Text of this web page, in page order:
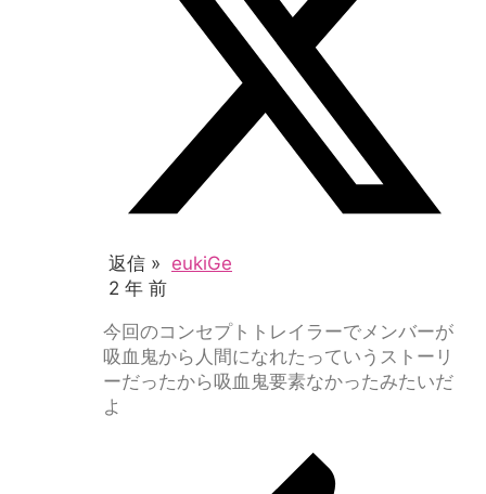
返信 » eukiGe
2 年 前
今回のコンセプトトレイラーでメンバーが
吸血鬼から人間になれたっていうストーリ
ーだったから吸血鬼要素なかったみたいだ
よ